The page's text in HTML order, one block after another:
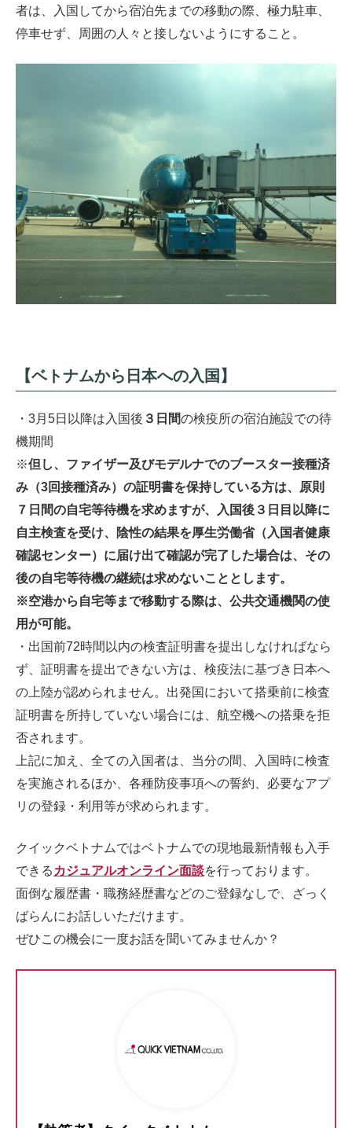
者は、入国してから宿泊先までの移動の際、極力駐車、
停車せず、周囲の人々と接しないようにすること。
【ベトナムから日本への入国】
・3月5日以降は入国後 ３日間の検疫所の宿泊施設での待
機期間
※但し、ファイザー及びモデルナでのブースター接種済
み（3回接種済み）の証明書を保持している方は、原則
７日間の自宅等待機を求めますが、入国後３日目以降に
自主検査を受け、陰性の結果を厚生労働省（入国者健康
確認センター）に届け出て確認が完了した場合は、その
後の自宅等待機の継続は求めないこととします。
※空港から自宅等まで移動する際は、公共交通機関の使
用が可能。
・出国前72時間以内の検査証明書を提出しなければなら
ず、証明書を提出できない方は、検疫法に基づき日本へ
の上陸が認められません。出発国において搭乗前に検査
証明書を所持していない場合には、航空機への搭乗を拒
否されます。
上記に加え、全ての入国者は、当分の間、入国時に検査
を実施されるほか、各種防疫事項への誓約、必要なアプ
リの登録・利用等が求められます。
クイックベトナムではベトナムでの現地最新情報も入手
できる カジュアルオンライン面談を行っております。
面倒な履歴書・職務経歴書などのご登録なしで、ざっく
ばらんにお話しいただけます。
ぜひこの機会に一度お話を聞いてみませんか？